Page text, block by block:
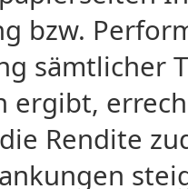
bzw.
sämtlicher
ergibt,
Rendite